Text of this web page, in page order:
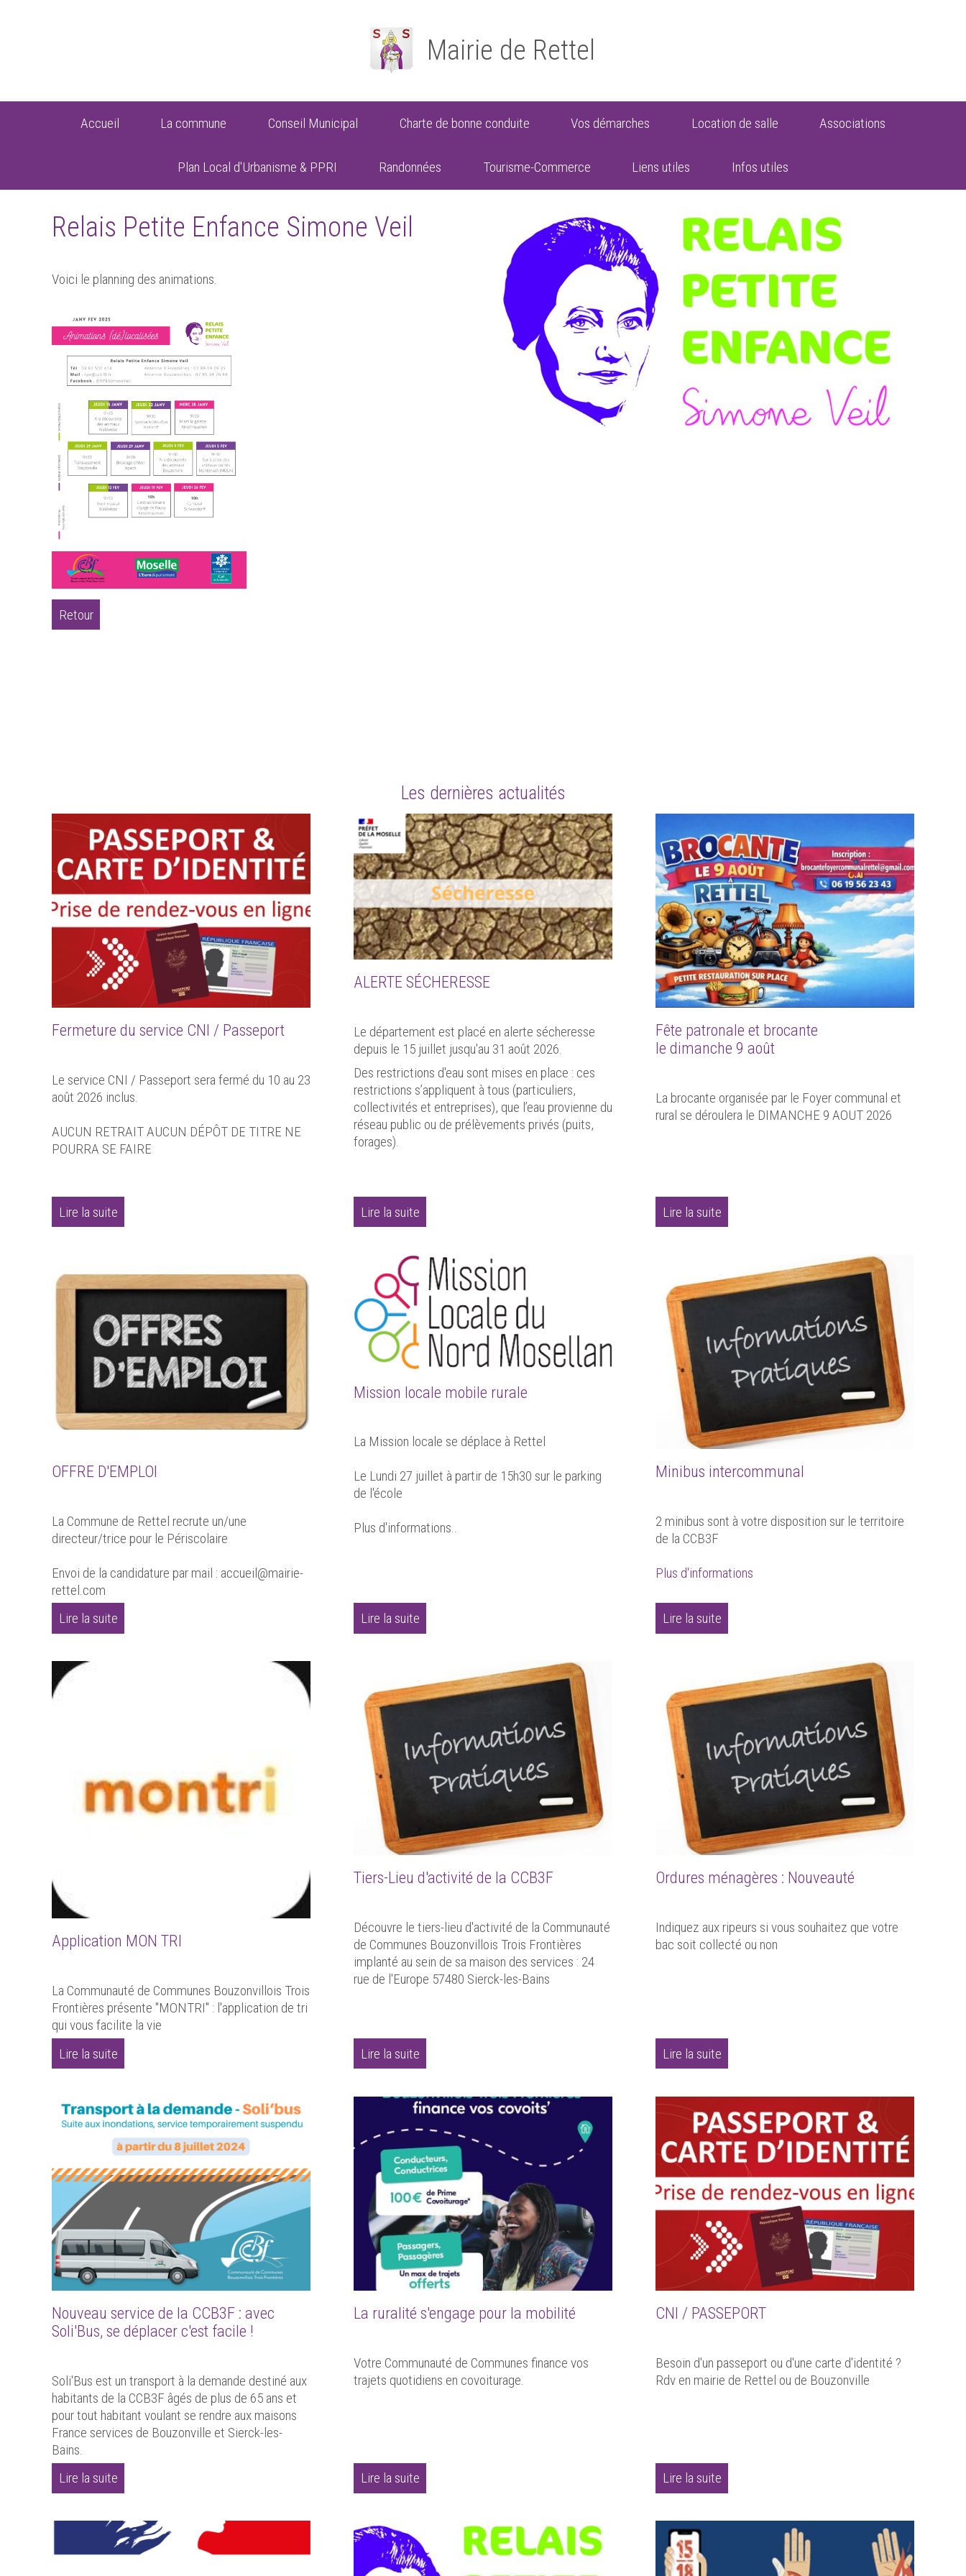
Mairie de Rettel
Accueil La commune Conseil Municipal Charte de bonne conduite Vos démarches Location de salle Associations
Plan Local d'Urbanisme & PPRI Randonnées Tourisme-Commerce Liens utiles Infos utiles
Relais Petite Enfance Simone Veil
Voici le planning des animations.
Retour
Les dernières actualités
Fermeture du service CNI / Passeport
Le service CNI / Passeport sera fermé du 10 au 23
août 2026 inclus.
AUCUN RETRAIT AUCUN DÉPÔT DE TITRE NE
POURRA SE FAIRE
Lire la suite
ALERTE SÉCHERESSE
Le département est placé en alerte sécheresse
depuis le 15 juillet jusqu'au 31 août 2026.
Des restrictions d'eau sont mises en place : ces
restrictions s’appliquent à tous (particuliers,
collectivités et entreprises), que l’eau provienne du
réseau public ou de prélèvements privés (puits,
forages).
Lire la suite
Fête patronale et brocante
le dimanche 9 août
La brocante organisée par le Foyer communal et
rural se déroulera le DIMANCHE 9 AOUT 2026
Lire la suite
OFFRE D'EMPLOI
La Commune de Rettel recrute un/une
directeur/trice pour le Périscolaire
Envoi de la candidature par mail : accueil@mairie-
rettel.com
Lire la suite
Mission locale mobile rurale
La Mission locale se déplace à Rettel
Le Lundi 27 juillet à partir de 15h30 sur le parking
de l'école
Plus d'informations..
Lire la suite
Minibus intercommunal
2 minibus sont à votre disposition sur le territoire
de la CCB3F
Plus d'informations
Lire la suite
Application MON TRI
La Communauté de Communes Bouzonvillois Trois
Frontières présente "MONTRI" : l'application de tri
qui vous facilite la vie
Lire la suite
Tiers-Lieu d'activité de la CCB3F
Découvre le tiers-lieu d'activité de la Communauté
de Communes Bouzonvillois Trois Frontières
implanté au sein de sa maison des services : 24
rue de l'Europe 57480 Sierck-les-Bains
Lire la suite
Ordures ménagères : Nouveauté
Indiquez aux ripeurs si vous souhaitez que votre
bac soit collecté ou non
Lire la suite
Nouveau service de la CCB3F : avec
Soli'Bus, se déplacer c'est facile !
Soli'Bus est un transport à la demande destiné aux
habitants de la CCB3F âgés de plus de 65 ans et
pour tout habitant voulant se rendre aux maisons
France services de Bouzonville et Sierck-les-
Bains.
Lire la suite
La ruralité s'engage pour la mobilité
Votre Communauté de Communes finance vos
trajets quotidiens en covoiturage.
Lire la suite
CNI / PASSEPORT
Besoin d'un passeport ou d'une carte d'identité ?
Rdv en mairie de Rettel ou de Bouzonville
Lire la suite